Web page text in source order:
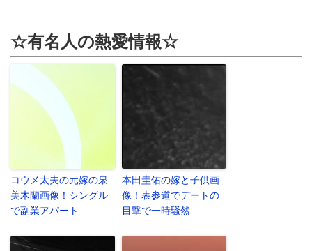
☆有名人の熱愛情報☆
コウメ太夫の元嫁の泉
美木蘭画像！シングル
で副業アパート
本田圭佑の嫁と子供画
像！表参道でデートの
目撃で一時騒然